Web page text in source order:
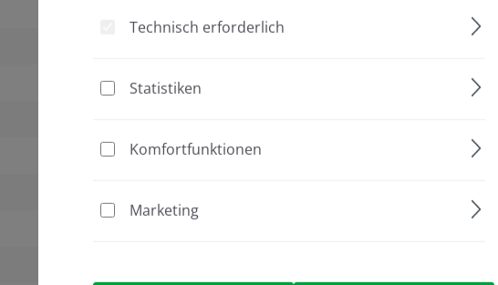
Technisch erforderlich
Statistiken
Komfortfunktionen
Marketing